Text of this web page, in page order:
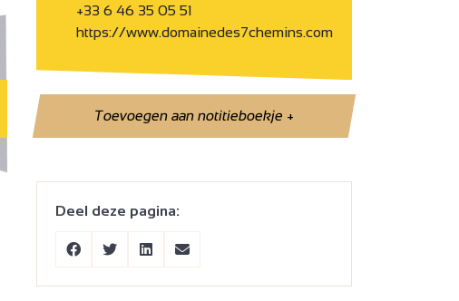
+33 6 46 35 05 51
https://www.domainedes7chemins.com
Toevoegen aan notitieboekje+
Deel deze pagina: